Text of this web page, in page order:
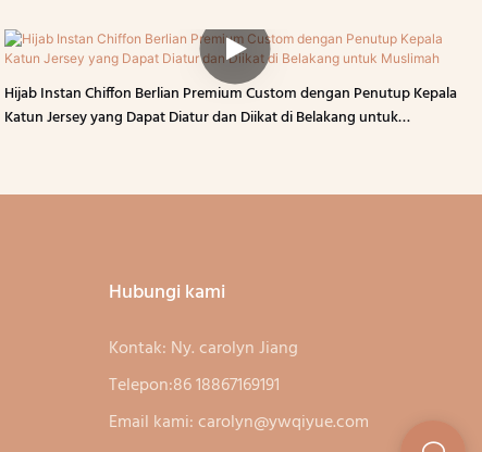
Hijab Instan Chiffon Berlian Premium Custom dengan Penutup Kepala
Katun Jersey yang Dapat Diatur dan Diikat di Belakang untuk
Hubungi kami
Kontak: Ny. carolyn Jiang
Telepon:86 18867169191
Email kami:carolyn@ywqiyue.com